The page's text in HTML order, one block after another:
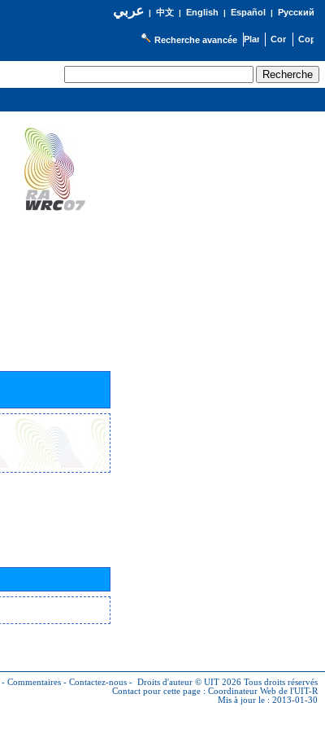
عربي| 中文| English | Español | Русский
Recherche avancée
- Commentaires - Contactez-nous - Droits d'auteur © UIT 2026 Tous droits réservés
Contact pour cette page : Coordinateur Web de l'UIT-R
Mis à jour le : 2013-01-30